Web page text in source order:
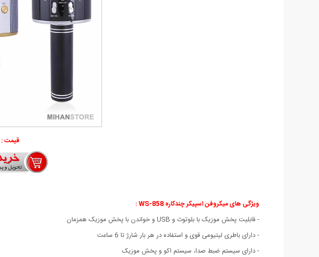
قیمت :
ویژگی های میکروفن اسپیکر چندکاره WS-858 :
- قابلیت پخش موزیک با بلوتوث و USB و خواندن با پخش موزیک همزمان
- دارای باطری لیتیومی قوی و استفاده در هر بار شارژ تا 6 ساعت
- دارای سیستم ضبط صدا، سیستم اکو و پخش موزیک